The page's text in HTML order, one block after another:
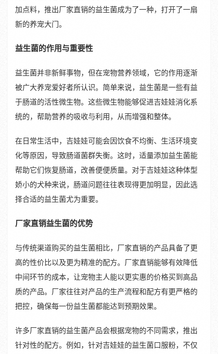
加点料，推出厂家直销的益生菌成为了一种，打开了一扇
新的养宠大门。
益生菌的作用与重要性
益生菌并非新鲜事物，但在宠物营养领域，它的作用逐渐
被广大养宠爱好者所认识。简单来说，益生菌是一些有益
于肠道的活性微生物。这些微生物能够促进吉娃娃消化系
统的，帮助营养的吸收与利用，从而增强和整体。
在日常生活中，吉娃娃可能会因饮食不均衡、生活环境变
化等原因，导致肠道菌群失衡。这时，适量添加益生菌能
帮助它们恢复肠道，改善便便质量。对于吉娃娃这种体型
娇小的犬种来说，肠道问题往往表现得更加明显，因此选
择合适的益生菌尤为重要。
厂家直销益生菌的优势
与传统渠道购买的益生菌相比，厂家直销的产品具备了更
高的性价比以及更为精准的配方。厂家直销能够有效降低
中间环节的成本，让宠物主人能以更实惠的价格买到高品
质的产品。厂家往往对产品的生产流程和配方有更严格的
把控，确保每一份益生菌都能达到预期效果。
许多厂家直销的益生菌产品会根据宠物的不同需求，推出
针对性的配方。例如，针对吉娃娃的益生菌口服粉，不仅